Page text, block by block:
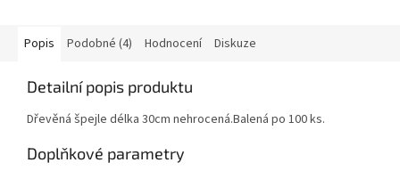
Popis Podobné (4) Hodnocení Diskuze
Detailní popis produktu
Dřevěná špejle délka 30cm nehrocená.Balená po 100 ks.
Doplňkové parametry